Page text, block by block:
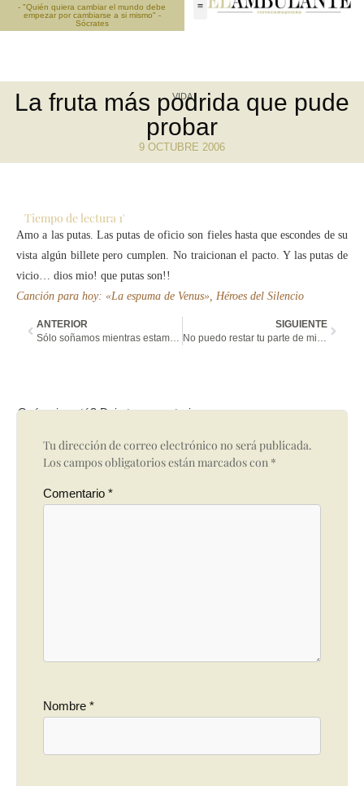
- "Quién quiera cambiar el mundo debe
empezar por cambiarse a si mismo" -
Sócrates
VIDA
La fruta más podrida que pude
probar
9 OCTUBRE 2006
Tiempo de lectura 1'
Amo a las putas. Las putas de oficio son fieles hasta que escondes de su
vista algún billete pero cumplen. No traicionan el pacto. Y las putas de
vicio… dios mio! que putas son!!
Canción para hoy: «La espuma de Venus», Héroes del Silencio
ANTERIOR
Sólo soñamos mientras estamos vivos
SIGUIENTE
No puedo restar tu parte de mi corazon
Qué opinas tú? Deja tu comentario
Tu dirección de correo electrónico no será publicada.
Los campos obligatorios están marcados con *
Comentario *
Nombre *